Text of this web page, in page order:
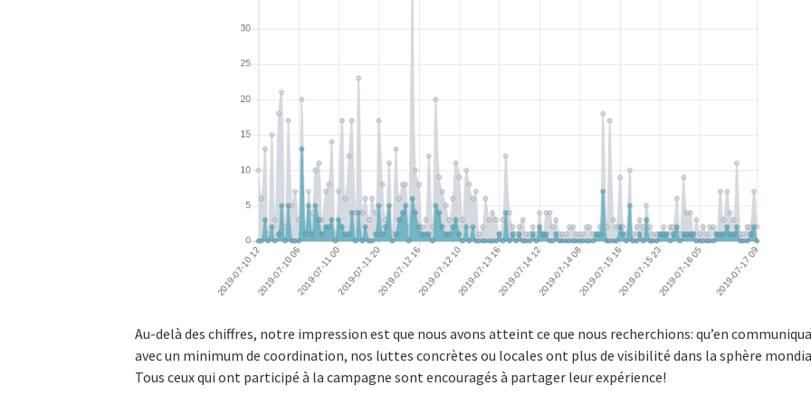
Au-delà des chiffres, notre impression est que nous avons atteint ce que nous recherchions: qu’en
avec un minimum de coordination, nos luttes concrètes ou locales ont plus de visibilité dans la sphère
Tous ceux qui ont participé à la campagne sont encouragés à partager leur expérience!